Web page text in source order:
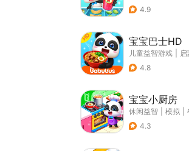
4.9
宝宝巴士HD
儿童益智游戏
4.8
宝宝小厨房
休闲益智 模拟
4.3